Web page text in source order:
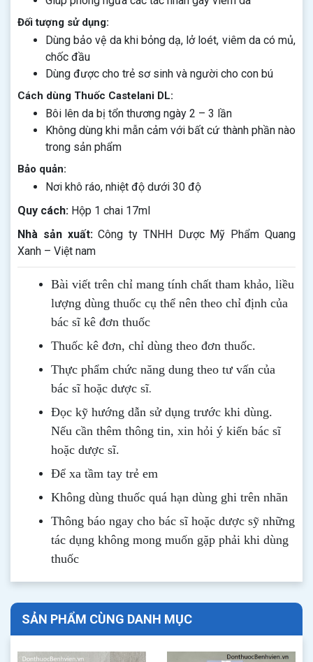
Đối tượng sử dụng:
Dùng bảo vệ da khi bỏng dạ, lở loét, viêm da có mủ,
chốc đầu
Dùng được cho trẻ sơ sinh và người cho con bú
Cách dùng Thuốc Castelani DL:
Bôi lên da bị tổn thương ngày 2 – 3 lần
Không dùng khi mẫn cảm với bất cứ thành phần nào
trong sản phẩm
Bảo quản:
Nơi khô ráo, nhiệt độ dưới 30 độ
Quy cách: Hộp 1 chai 17ml
Nhà sản xuất:Công ty TNHH Dược Mỹ Phẩm Quang
Xanh – Việt nam
Bài viết trên chỉ mang tính chất tham khảo, liều
lượng dùng thuốc cụ thể nên theo chỉ định của
bác sĩ kê đơn thuốc
Thuốc kê đơn, chỉ dùng theo đơn thuốc.
Thực phẩm chức năng dung theo tư vấn của
bác sĩ hoặc dược sĩ.
Đọc kỹ hướng dẫn sử dụng trước khi dùng.
Nếu cần thêm thông tin, xin hỏi ý kiến bác sĩ
hoặc dược sĩ.
Để xa tầm tay trẻ em
Không dùng thuốc quá hạn dùng ghi trên nhãn
Thông báo ngay cho bác sĩ hoặc dược sỹ những
tác dụng không mong muốn gặp phải khi dùng
thuốc
SẢN PHẨM CÙNG DANH MỤC